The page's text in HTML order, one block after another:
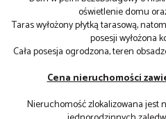
oświetlenie domu
Taras wyłożony płytką tarasową,
posesji wyłożona
Cała posesja ogrodzona, teren
Cena nieruchomości
Nieruchomość zlokalizowana jest